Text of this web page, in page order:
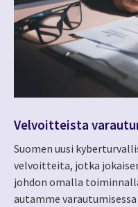
Velvoitteista
Suomen uusi
velvoitteita, jotka
johdon omalla
autamme